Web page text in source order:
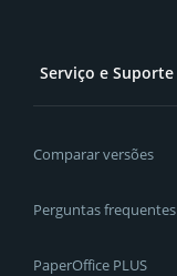
Serviço e Suporte
Comparar versões
Perguntas frequentes
PaperOffice PLUS